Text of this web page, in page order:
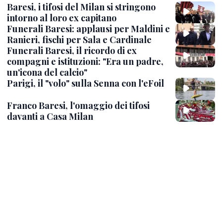
Baresi, i tifosi del Milan si stringono
intorno al loro ex capitano
Funerali Baresi: applausi per Maldini e
Ranieri, fischi per Sala e Cardinale
Funerali Baresi, il ricordo di ex
compagni e istituzioni: "Era un padre,
un'icona del calcio"
Parigi, il "volo" sulla Senna con l'eFoil
Franco Baresi, l'omaggio dei tifosi
davanti a Casa Milan